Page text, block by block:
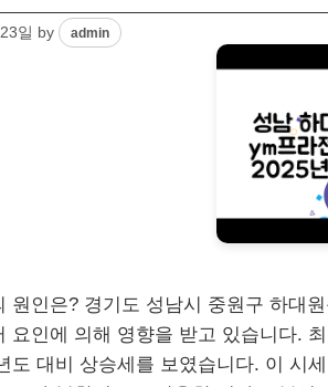
일 by admin
원인은? 경기도 성남시 중원구 하대
요인에 의해 영향을 받고 있습니다.
도 대비 상승세를 보였습니다. 이 시